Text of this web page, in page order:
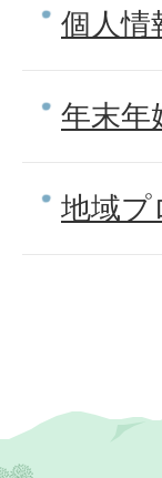
個人情
年末年
地域プ